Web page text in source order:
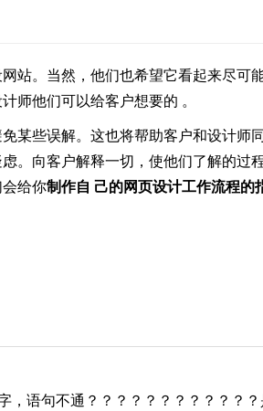
站。当然，他们也希望它看起来尽可
师他们可以给客户想要的 。
某些误解。这也将帮助客户和设计师
。向客户解释一切，使他们了解的过
给你制作自 ​​己的网页设计工作流程的
，语句不通？？？？？？？？？？？？